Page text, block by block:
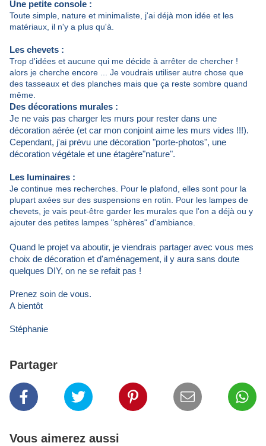
Une petite console :
Toute simple, nature et minimaliste, j'ai déjà mon idée et les
matériaux, il n'y a plus qu'à.
Les chevets :
Trop d'idées et aucune qui me décide à arrêter de chercher !
alors je cherche encore ... Je voudrais utiliser autre chose que
des tasseaux et des planches mais que ça reste sombre quand
même.
Des décorations murales :
Je ne vais pas charger les murs pour rester dans une
décoration aérée (et car mon conjoint aime les murs vides !!!).
Cependant, j'ai prévu une décoration "porte-photos", une
décoration végétale et une étagère"nature".
Les luminaires :
Je continue mes recherches. Pour le plafond, elles sont pour la
plupart axées sur des suspensions en rotin. Pour les lampes de
chevets, je vais peut-être garder les murales que l'on a déjà ou y
ajouter des petites lampes "sphères" d'ambiance.
Quand le projet va aboutir, je viendrais partager avec vous mes
choix de décoration et d'aménagement, il y aura sans doute
quelques DIY, on ne se refait pas !
Prenez soin de vous.
A bientôt
Stéphanie
Partager
Vous aimerez aussi